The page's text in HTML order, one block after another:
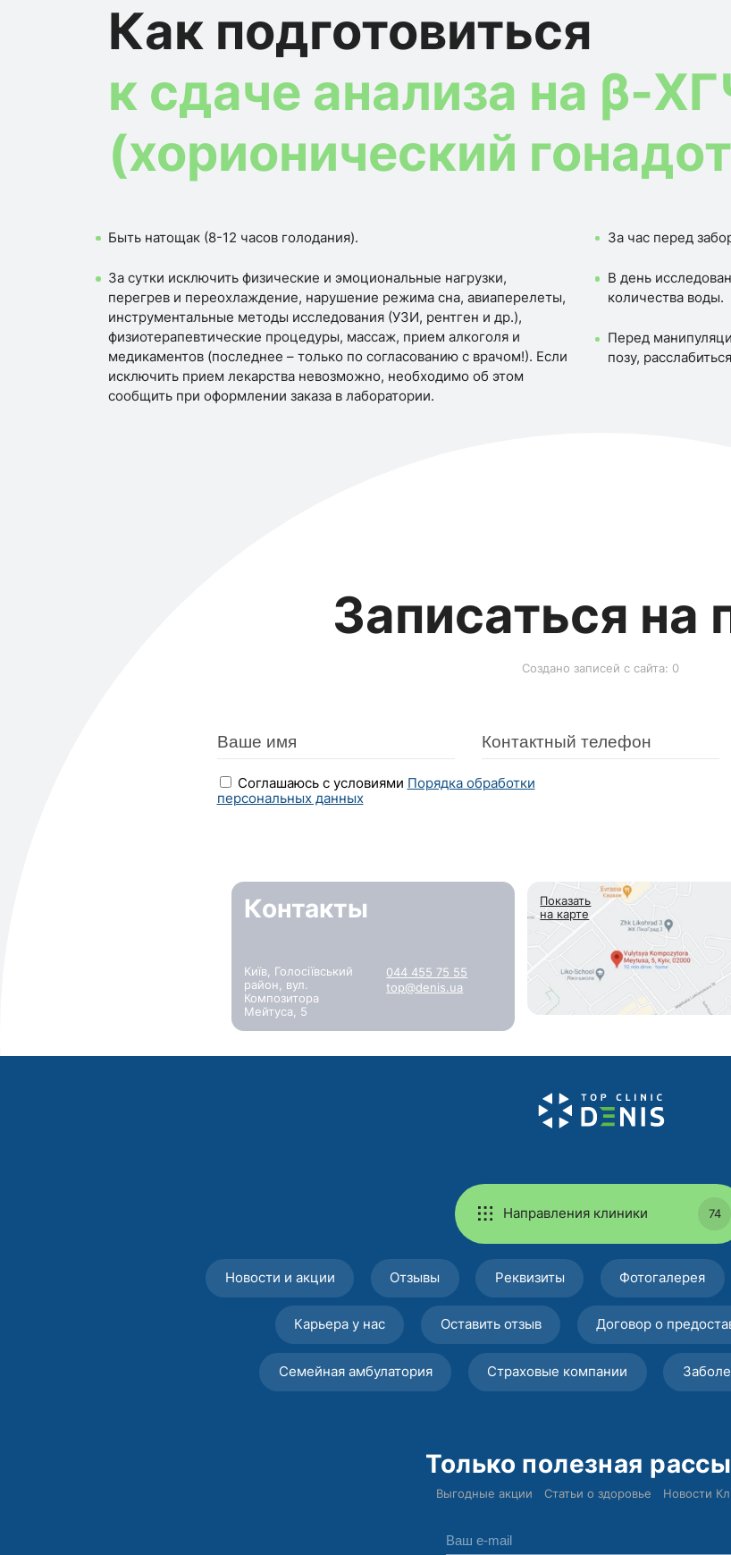
Как подготовиться
к сдаче анализа на β-
(хорионический
Быть натощак (8-12 часов голодания).
За сутки исключить физические и эмоциональные нагрузки,
перегрев и переохлаждение, нарушение режима сна, авиаперелеты,
инструментальные методы исследования (УЗИ, рентген и др.),
физиотерапевтические процедуры, массаж, прием алкоголя и
медикаментов (последнее – только по согласованию с врачом!). Если
исключить прием лекарства невозможно, необходимо об этом
сообщить при оформлении заказа в лаборатории.
За час перед
В день
количества воды.
Перед
позу,
Записаться на
Создано записей с сайта: 0
Соглашаюсь с условиями Порядка обработки
персональных данных
Контакты
Київ, Голосіївський
район, вул.
Композитора
Мейтуса, 5
044 455 75 55
top@denis.ua
Показать
на карте
Направления клиники 74
Новости и акции Отзывы Реквизиты Фотогалерея
Карьера у нас Оставить отзыв Договор о
Семейная амбулатория Страховые компании
Только полезная
Выгодные акции Статьи о здоровье Новости